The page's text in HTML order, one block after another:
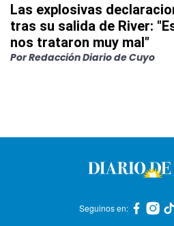
Las explosivas
tras su salida de River:
nos trataron muy mal"
PorRedacción Diario de Cuyo
Seguinos en: